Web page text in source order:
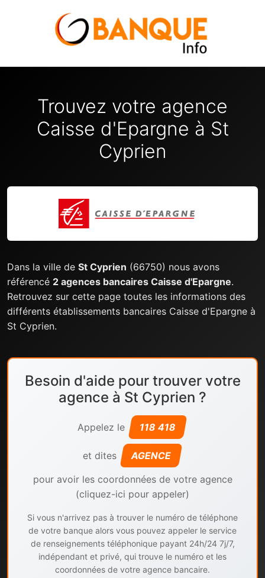
Trouvez votre agence
Caisse d'Epargne à St
Cyprien
Dans la ville de St Cyprien (66750) nous avons
référencé 2 agences bancaires Caisse d'Epargne.
Retrouvez sur cette page toutes les informations des
différents établissements bancaires Caisse d'Epargne à
St Cyprien.
Besoin d'aide pour trouver votre
agence à St Cyprien ?
Appelez le 118 418
et dites AGENCE
pour avoir les coordonnées de votre agence
(cliquez-ici pour appeler)
Si vous n'arrivez pas à trouver le numéro de téléphone
de votre banque alors vous pouvez appeler le service
de renseignements téléphonique payant 24h/24 7j/7,
indépendant et privé, qui trouve le numéro et les
coordonnées de votre agence bancaire.